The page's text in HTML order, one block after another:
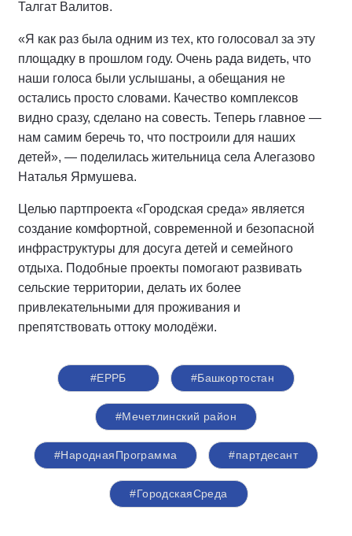
Талгат Валитов.
«Я как раз была одним из тех, кто голосовал за эту
площадку в прошлом году. Очень рада видеть, что
наши голоса были услышаны, а обещания не
остались просто словами. Качество комплексов
видно сразу, сделано на совесть. Теперь главное —
нам самим беречь то, что построили для наших
детей», — поделилась жительница села Алегазово
Наталья Ярмушева.
Целью партпроекта «Городская среда» является
создание комфортной, современной и безопасной
инфраструктуры для досуга детей и семейного
отдыха. Подобные проекты помогают развивать
сельские территории, делать их более
привлекательными для проживания и
препятствовать оттоку молодёжи.
#ЕРРБ #Башкортостан
#Мечетлинский район
#НароднаяПрограмма #партдесант
#ГородскаяСреда